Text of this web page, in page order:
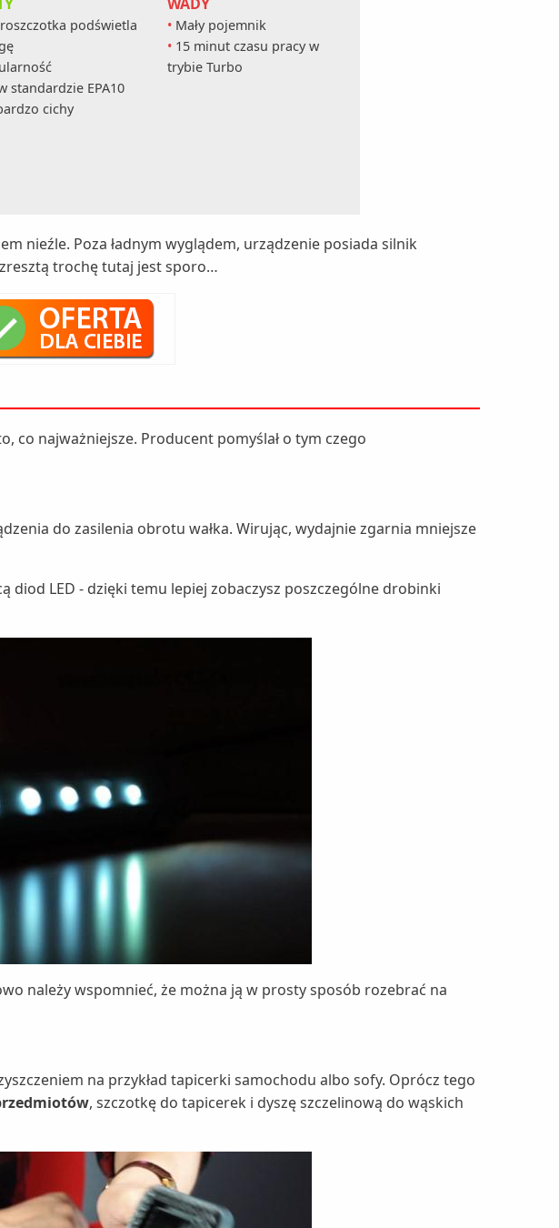
podświetla
standardzie EPA10
cichy
Mały pojemnik
15 minut czasu pracy w
trybie Turbo
nieźle. Poza ładnym wyglądem, urządzenie posiada silnik
trochę tutaj jest sporo…
co najważniejsze. Producent pomyślał o tym czego
do zasilenia obrotu wałka. Wirując, wydajnie zgarnia mniejsze
diod LED - dzięki temu lepiej zobaczysz poszczególne drobinki
należy wspomnieć, że można ją w prosty sposób rozebrać na
na przykład tapicerki samochodu albo sofy. Oprócz tego
, szczotkę do tapicerek i dyszę szczelinową do wąskich